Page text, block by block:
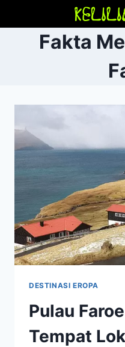
Fakta
DESTINASI EROPA
Pulau
Tempat